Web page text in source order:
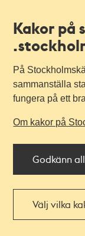
Kakor på
På
sammanställa
fungera på ett
Om kakor på
Godkänn
Välj vilka